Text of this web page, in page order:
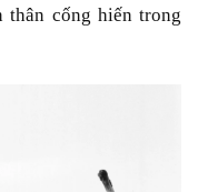
thân cống hiến trong